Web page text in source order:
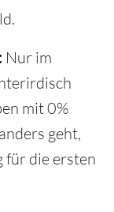
Nur im
mit 0%
geht,
für die ersten